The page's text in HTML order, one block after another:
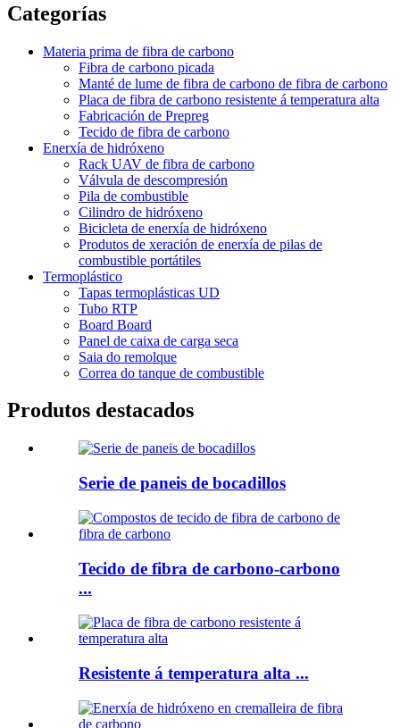
Categorías
Materia prima de fibra de carbono
Fibra de carbono picada
Manté de lume de fibra de carbono de fibra de carbono
Placa de fibra de carbono resistente á temperatura alta
Fabricación de Prepreg
Tecido de fibra de carbono
Enerxía de hidróxeno
Rack UAV de fibra de carbono
Válvula de descompresión
Pila de combustible
Cilindro de hidróxeno
Bicicleta de enerxía de hidróxeno
Produtos de xeración de enerxía de pilas de
combustible portátiles
Termoplástico
Tapas termoplásticas UD
Tubo RTP
Board Board
Panel de caixa de carga seca
Saia do remolque
Correa do tanque de combustible
Produtos destacados
Serie de paneis de bocadillos
Tecido de fibra de carbono-carbono
...
Resistente á temperatura alta ...